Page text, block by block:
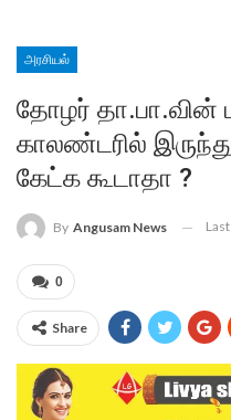
அரசியல்
தோழர் தா.பா.வின்
காலண்டரில்
கேட்க கூடாதா ?
By Angusam News
0
Share